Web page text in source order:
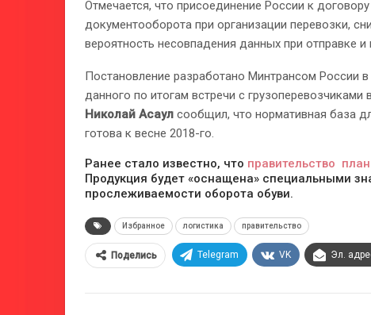
Отмечается, что присоединение России к
документооборота при организации перевозки,
вероятность несовпадения данных при отправке и
Постановление разработано Минтрансом России
данного по итогам встречи с
Николай Асаул сообщил, что нормативная база
готова к весне 2018-го.
Ранее стало известно, что правительство
Продукция будет «оснащена» специальными
прослеживаемости оборота обуви.
Избранное логистика правительство
Поделись Telegram VK Эл.